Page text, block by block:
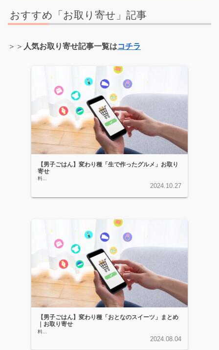
おすすめ「お取り寄せ」記事
＞＞ 人気お取り寄せ記事一覧はコチラ
【男子ごはん】変わり種「生で作ったグルメ」お取り
寄せ
料...
2024.10.27
【男子ごはん】変わり種「おとなのスイーツ」まとめ
｜お取り寄せ
料...
2024.08.04